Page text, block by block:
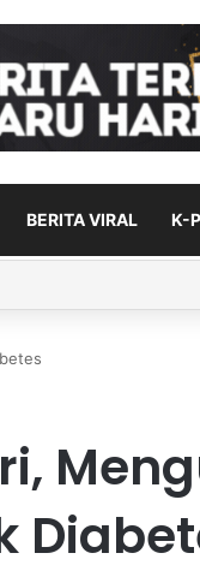
BERITA VIRAL K-